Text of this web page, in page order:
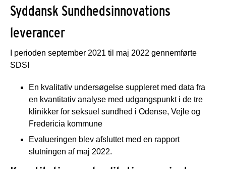
Syddansk Sundhedsinnovations
leverancer
I perioden september 2021 til maj 2022 gennemførte
SDSI
En kvalitativ undersøgelse suppleret med data fra
en kvantitativ analyse med udgangspunkt i de tre
klinikker for seksuel sundhed i Odense, Vejle og
Fredericia kommune
Evalueringen blev afsluttet med en rapport
slutningen af maj 2022.